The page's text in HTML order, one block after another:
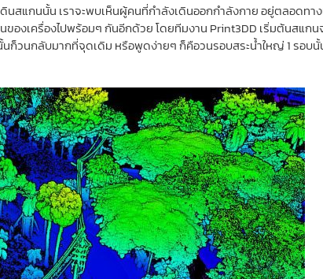
นสแกนนั้น เราจะพบเห็นผู้คนที่กำลังเดินออกกำลังกาย อยู่ตลอดท
องเครื่องไปพร้อมๆ กันอีกด้วย โดยทีมงาน Print3DD เริ่มต้นสแก
ก็วนกลับมากที่จุดเดิม หรือพูดง่ายๆ ก็คือวนรอบสระน้ำใหญ่ 1 รอบ